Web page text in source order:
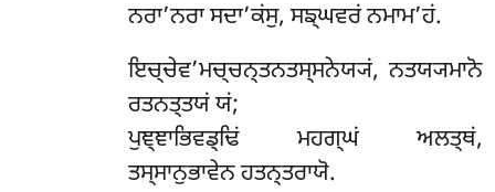
ਨਰਾ’ਨਰਾ ਸਦਾ’ਕਂਸੁ, ਸਙ੍ਘਵਰਂ ਨਮਾਮ’ਹਂ.
ਇਚ੍ਚੇਵ’ਮਚ੍ਚਨ੍ਤਨਤਸ੍ਸਨੇਯ੍ਯਂ, ਨਤਯ੍ਯਮਾਨੋ
ਰਤਨਤ੍ਤਯਂ ਯਂ;
ਪੁਞ੍ਞਾਭਿਵਡ੍ਢਿਂ ਮਹਗ੍ਘਂ ਅਲਤ੍ਥਂ,
ਤਸ੍ਸਾਨੁਭਾਵੇਨ ਹਤਨ੍ਤਰਾਯੋ.